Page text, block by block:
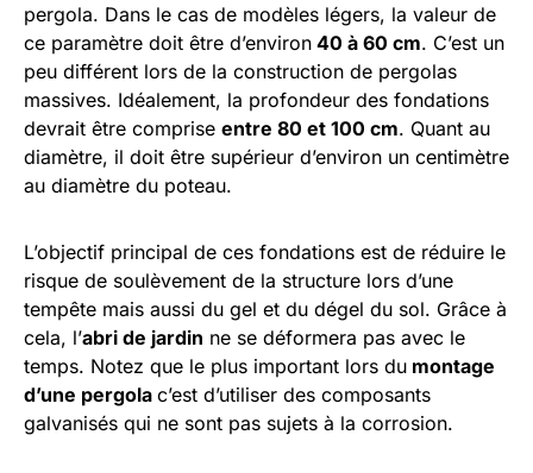
pergola. Dans le cas de modèles légers, la valeur de
ce paramètre doit être d’environ 40 à 60 cm. C’est un
peu différent lors de la construction de pergolas
massives. Idéalement, la profondeur des fondations
devrait être comprise entre 80 et 100 cm. Quant au
diamètre, il doit être supérieur d’environ un centimètre
au diamètre du poteau.
L’objectif principal de ces fondations est de réduire le
risque de soulèvement de la structure lors d’une
tempête mais aussi du gel et du dégel du sol. Grâce à
cela, l’abri de jardin ne se déformera pas avec le
temps. Notez que le plus important lors du montage
d’une pergola c’est d’utiliser des composants
galvanisés qui ne sont pas sujets à la corrosion.